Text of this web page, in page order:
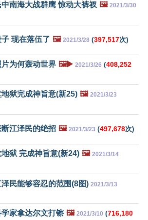
南海大战群鹰 惊动大裤衩 🖼️ 2021/3/30
现在落伍了 🖼️ 2021/3/28 (397,517次)
为何轰动世界 🖼️▶️ 2021/3/26 (408,252
狱完成神旨意(新25) 🖼️ 2021/3/23
江泽民的绝招 🖼️ 2021/3/23 (497,678次)
狱 完成神旨意(新24) 🖼️ 2021/3/14
民能够容忍的范围(8图) 2021/3/13
家拿达尔文打镲 🖼️ 2021/3/10 (716,180